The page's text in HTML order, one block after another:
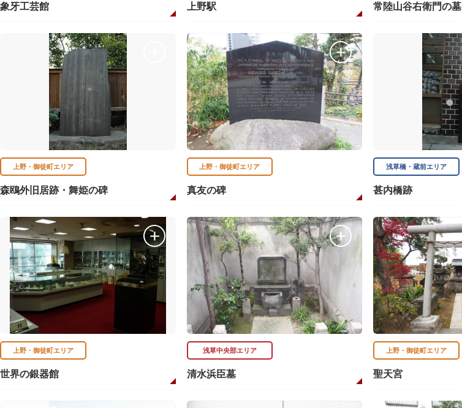
象牙工芸館 上野駅 常陸山谷右衛門の墓
上野・御徒町エリア
森鴎外旧居跡・舞姫の碑
上野・御徒町エリア
真友の碑
浅草橋・蔵前エリア
甚内橋跡
上野・御徒町エリア
世界の銀器館
浅草中央部エリア
清水浜臣墓
上野・御徒町エリア
聖天宮